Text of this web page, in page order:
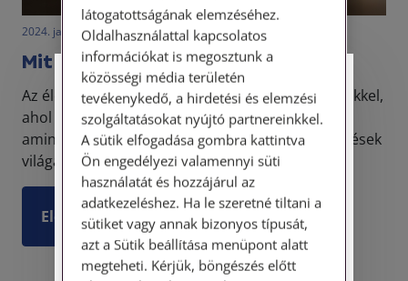
2024. január 20. • LegitiMoadmin
Mit jelent a színlelt szerződés
Az élet során gyakran találkozunk olyan helyzetekkel,
ahol a látszatok ellenére nem minden az, mint
aminek látszik. Ez az igazság érvényes a szerződések
világában is, ahol a felek őszinte és kölcsö...
Elolvasom
Személyes ügyfélfogadás
Tisztelt Ügyfeleink!
Személyes ügyfélszolgálatunk telefonon
történő előzetes időpontegyeztetés után,
szerdai napokon érhető el.
Címünk: 1087 Budapest, Hungária körút
30/A. 8. emelet. Pontos megközelítési
útmutatónk a Kapcsolat – Elérhetőségeink
látogatottságának elemzéséhez.
Oldalhasználattal kapcsolatos
információkat is megosztunk a
közösségi média területén
tevékenykedő, a hirdetési és elemzési
szolgáltatásokat nyújtó partnereinkkel.
A sütik elfogadása gombra kattintva
Ön engedélyezi valamennyi süti
használatát és hozzájárul az
adatkezeléshez. Ha le szeretné tiltani a
sütiket vagy annak bizonyos típusát,
azt a Sütik beállítása menüpont alatt
megteheti. Kérjük, böngészés előtt